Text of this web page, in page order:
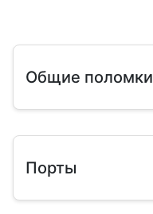
Общие поломки
Порты